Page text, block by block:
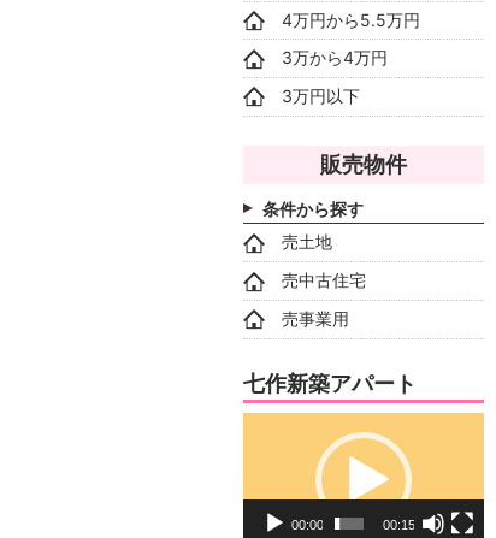
4万円から5.5万円
3万から4万円
3万円以下
販売物件
条件から探す
売土地
売中古住宅
売事業用
七作新築アパート
00:00 00:15